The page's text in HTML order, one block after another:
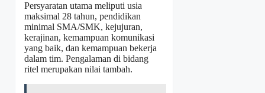
Persyaratan utama meliputi usia
maksimal 28 tahun, pendidikan
minimal SMA/SMK, kejujuran,
kerajinan, kemampuan komunikasi
yang baik, dan kemampuan bekerja
dalam tim. Pengalaman di bidang
ritel merupakan nilai tambah.